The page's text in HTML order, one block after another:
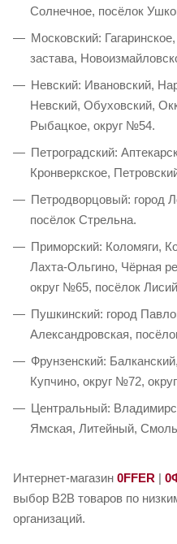
Солнечное, посёлок
Московский:
застава,
Невский: Ивановский,
Невский, Обуховский,
Рыбацкое, округ №54.
Петроградский:
Кронверкское,
Петродворцовый: город
посёлок Стрельна.
Приморский: Коломяги,
Лахта-Ольгино, Чёрная
округ №65, посёлок
Пушкинский: город
Александровская,
Фрунзенский:
Купчино, округ №72,
Центральный:
Ямская, Литейный,
Интернет-магазин 0FFER |
выбор B2B товаров по
организаций.